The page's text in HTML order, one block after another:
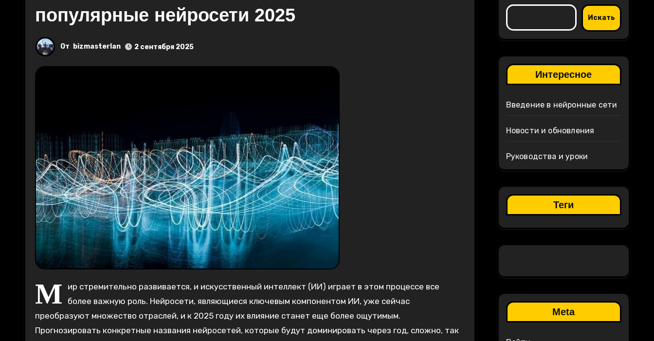
популярные нейросети 2025
От bizmasterlan 2 сентября 2025
М
ир стремительно развивается, и искусственный интеллект (ИИ) играет в этом процессе все
более важную роль. Нейросети, являющиеся ключевым компонентом ИИ, уже сейчас
преобразуют множество отраслей, и к 2025 году их влияние станет еще более ощутимым.
Прогнозировать конкретные названия нейросетей, которые будут доминировать через год, сложно, так
Искать
Интересное
Введение в нейронные сети
Новости и обновления
Руководства и уроки
Теги
Meta